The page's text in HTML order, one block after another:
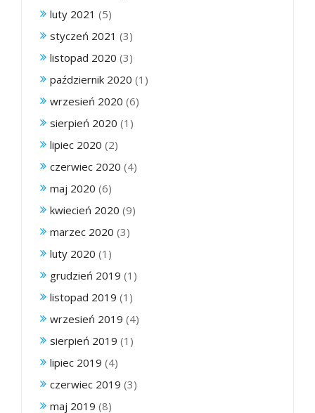
luty 2021 (5)
styczeń 2021 (3)
listopad 2020 (3)
październik 2020 (1)
wrzesień 2020 (6)
sierpień 2020 (1)
lipiec 2020 (2)
czerwiec 2020 (4)
maj 2020 (6)
kwiecień 2020 (9)
marzec 2020 (3)
luty 2020 (1)
grudzień 2019 (1)
listopad 2019 (1)
wrzesień 2019 (4)
sierpień 2019 (1)
lipiec 2019 (4)
czerwiec 2019 (3)
maj 2019 (8)